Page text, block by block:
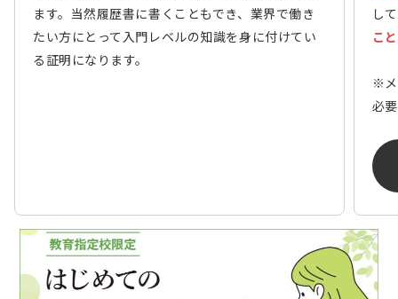
ます。当然履歴書に書くこともでき、業界で働き
たい方にとって入門レベルの知識を身に付けてい
る証明になります。
し
こ
※メ
必